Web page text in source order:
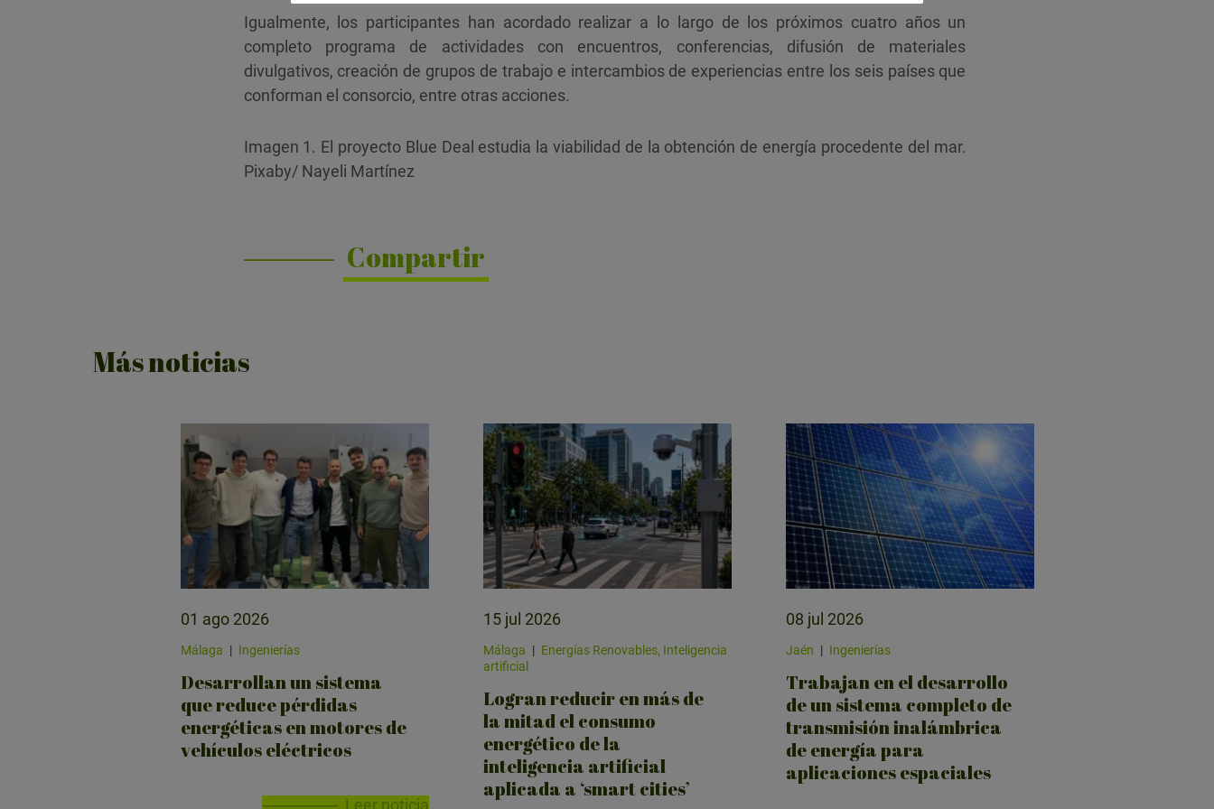
Igualmente, los participantes han acordado realizar a lo largo de los próximos cuatro años un
completo programa de actividades con encuentros, conferencias, difusión de materiales
divulgativos, creación de grupos de trabajo e intercambios de experiencias entre los seis países que
conforman el consorcio, entre otras acciones.
Imagen 1. El proyecto Blue Deal estudia la viabilidad de la obtención de energía procedente del mar.
Pixaby/ Nayeli Martínez
Compartir
Más noticias
01 ago 2026
Málaga | Ingenierías
Desarrollan un sistema
que reduce pérdidas
energéticas en motores de
vehículos eléctricos
15 jul 2026
Málaga | Energías Renovables, Inteligencia
artificial
Logran reducir en más de
la mitad el consumo
energético de la
inteligencia artificial
aplicada a ‘smart cities’
08 jul 2026
Jaén | Ingenierías
Trabajan en el desarrollo
de un sistema completo de
transmisión inalámbrica
de energía para
aplicaciones espaciales